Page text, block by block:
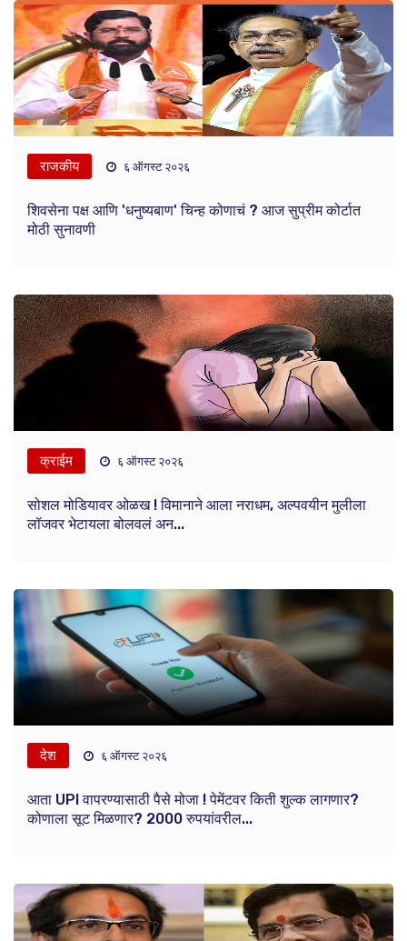
राजकीय ६ ऑगस्ट २०२६
शिवसेना पक्ष आणि 'धनुष्यबाण' चिन्ह कोणाचं ? आज सुप्रीम कोर्टात
मोठी सुनावणी
क्राईम ६ ऑगस्ट २०२६
सोशल मोडियावर ओळख ! विमानाने आला नराधम, अल्पवयीन मुलीला
लॉजवर भेटायला बोलवलं अन...
देश ६ ऑगस्ट २०२६
आता UPI वापरण्यासाठी पैसे मोजा ! पेमेंटवर किती शुल्क लागणार?
कोणाला सूट मिळणार? 2000 रुपयांवरील...